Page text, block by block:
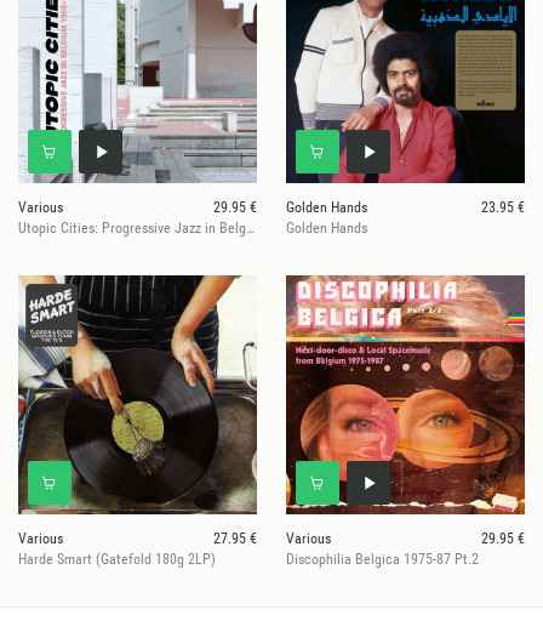
Various
29.95 €
Utopic Cities: Progressive Jazz in Belgium 1968-79
Golden Hands
23.95 €
Golden Hands
Various
27.95 €
Harde Smart (Gatefold 180g 2LP)
Various
29.95 €
Discophilia Belgica 1975-87 Pt.2